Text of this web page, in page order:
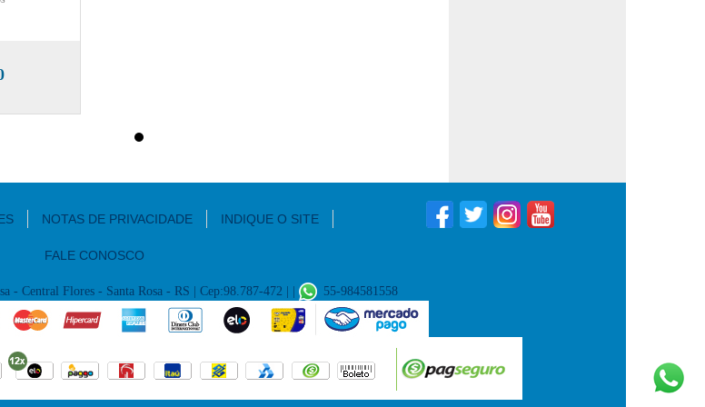
NOTAS DE PRIVACIDADE INDIQUE O SITE
FALE CONOSCO
- Central Flores - Santa Rosa - RS | Cep:98.787-472 | | 55-984581558